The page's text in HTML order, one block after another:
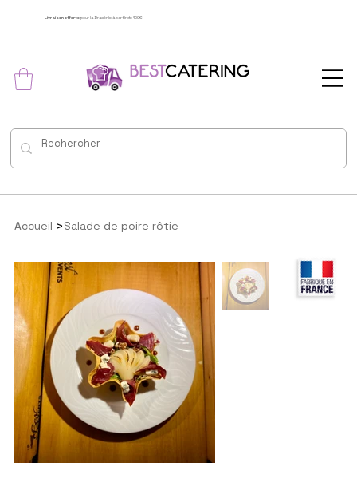
Livraison offertepour la Dracénie à partir de 100€
Accueil >Salade de poire rôtie